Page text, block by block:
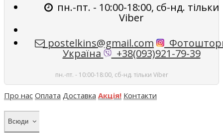
пн.-пт. - 10:00-18:00, сб-нд. тільки
Viber
postelkins@gmail.com
Україна +38(093)921-79-39
пн.-пт. - 10:00-18:00, сб-нд. тільки Viber
Про нас Оплата Доставка Акція! Контакти
Всюди